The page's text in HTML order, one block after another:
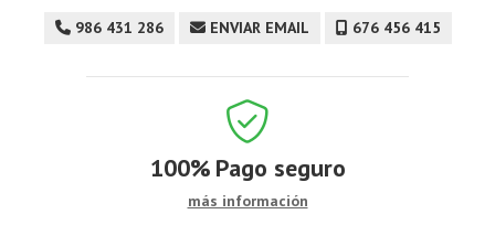
986 431 286 ENVIAR EMAIL 676 456 415
100% Pago seguro
más información